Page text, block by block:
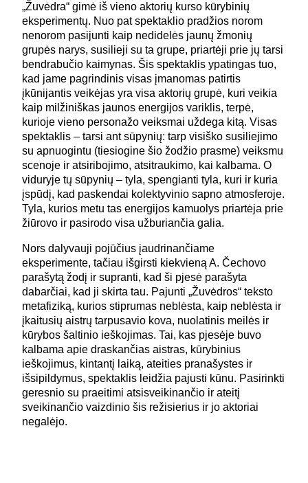
„Žuvėdra“ gimė iš vieno aktorių kurso kūrybinių
eksperimentų. Nuo pat spektaklio pradžios norom
nenorom pasijunti kaip nedidelės jaunų žmonių
grupės narys, susilieji su ta grupe, priartėji prie jų tarsi
bendrabučio kaimynas. Šis spektaklis ypatingas tuo,
kad jame pagrindinis visas įmanomas patirtis
įkūnijantis veikėjas yra visa aktorių grupė, kuri veikia
kaip milžiniškas jaunos energijos variklis, terpė,
kurioje vieno personažo veiksmai uždega kitą. Visas
spektaklis – tarsi ant sūpynių: tarp visiško susiliejimo
su apnuogintu (tiesiogine šio žodžio prasme) veiksmu
scenoje ir atsiribojimo, atsitraukimo, kai kalbama. O
viduryje tų sūpynių – tyla, spengianti tyla, kuri ir kuria
įspūdį, kad paskendai kolektyvinio sapno atmosferoje.
Tyla, kurios metu tas energijos kamuolys priartėja prie
žiūrovo ir pasirodo visa užburiančia galia.
Nors dalyvauji pojūčius įaudrinančiame
eksperimente, tačiau išgirsti kiekvieną A. Čechovo
parašytą žodį ir supranti, kad ši pjesė parašyta
dabarčiai, kad ji skirta tau. Pajunti „Žuvėdros“ teksto
metafiziką, kurios stiprumas neblėsta, kaip neblėsta ir
įkaitusių aistrų tarpusavio kova, nuolatinis meilės ir
kūrybos šaltinio ieškojimas. Tai, kas pjesėje buvo
kalbama apie draskančias aistras, kūrybinius
ieškojimus, kintantį laiką, ateities pranašystes ir
išsipildymus, spektaklis leidžia pajusti kūnu. Pasirinkti
geresnio su praeitimi atsisveikinančio ir ateitį
sveikinančio vaizdinio šis režisierius ir jo aktoriai
negalėjo.